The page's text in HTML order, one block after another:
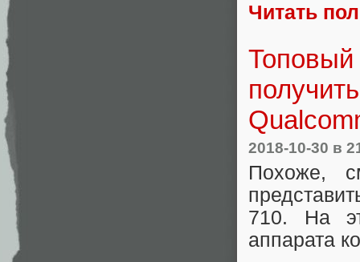
Читать
2018-10-30 в
Похоже,
710. На
аппарата